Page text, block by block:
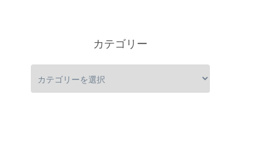
カテゴリー